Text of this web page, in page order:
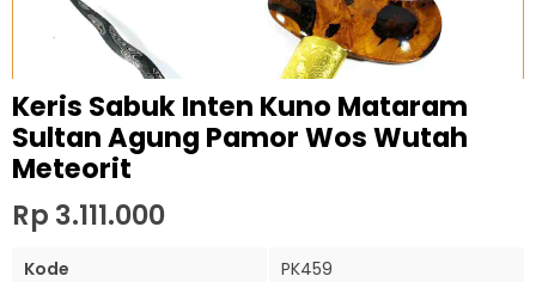
Keris Sabuk Inten Kuno Mataram
Sultan Agung Pamor Wos Wutah
Meteorit
Rp 3.111.000
Kode
PK459